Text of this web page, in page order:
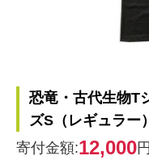
恐竜・古代生物
ズS（レギュラー）
寄付金額:12,000円